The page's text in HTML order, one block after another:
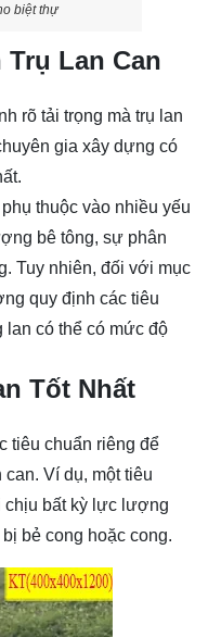
biệt thự
Lan Can
rõ tải trọng mà trụ lan
gia xây dựng có
thuộc vào nhiều yếu
bê tông, sự phân
Tuy nhiên, đối với mục
quy định các tiêu
lan có thể có mức độ
Tốt Nhất
tiêu chuẩn riêng để
Ví dụ, một tiêu
chịu bất kỳ lực lượng
bẻ cong hoặc cong.